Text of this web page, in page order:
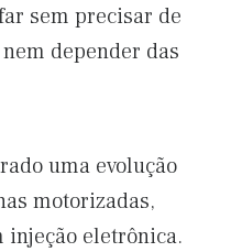
sem precisar de
depender das
uma evolução
motorizadas,
injeção eletrônica.